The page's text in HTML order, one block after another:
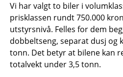
Vi har valgt to biler i
prisklassen rundt 750.000
utstyrsnivå. Felles for dem
dobbeltseng, separat dusj og
tonn. Det betyr at bilene kan
totalvekt under 3,5 tonn.